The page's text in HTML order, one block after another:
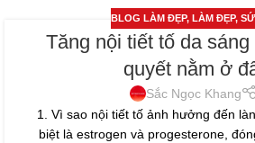
BLOG LÀM ĐẸP, LÀM ĐẸP,
Tăng nội tiết tố da
quyết nằm ở
Sắc Ngọc Khang
1. Vì sao nội tiết tố ảnh hưởng đến
biệt là estrogen và progesterone,